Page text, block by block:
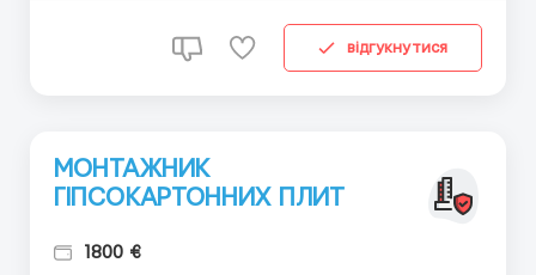
відгукнутися
МОНТАЖНИК
ГІПСОКАРТОННИХ ПЛИТ
1800 €